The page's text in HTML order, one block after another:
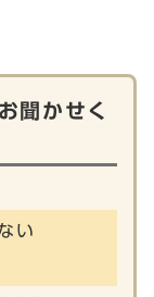
聞かせく
い